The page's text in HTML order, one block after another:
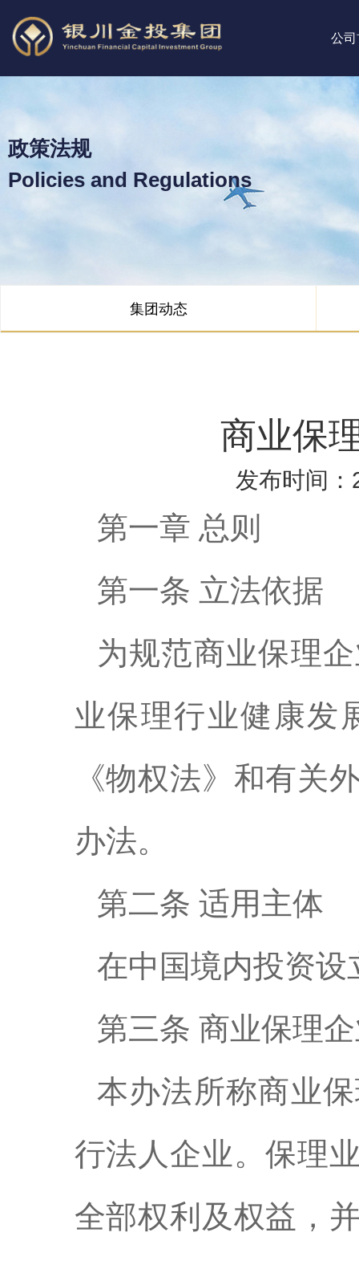
公
政策法规
Policies and Regulations
集团动态
商业保
发布时间
第一章 总则
第一条 立法依据
为规范商业保理
业保理行业健康发
《物权法》和有关
办法。
第二条 适用主体
在中国境内投资
第三条 商业保理
本办法所称商业
行法人企业。保理
全部权利及权益，